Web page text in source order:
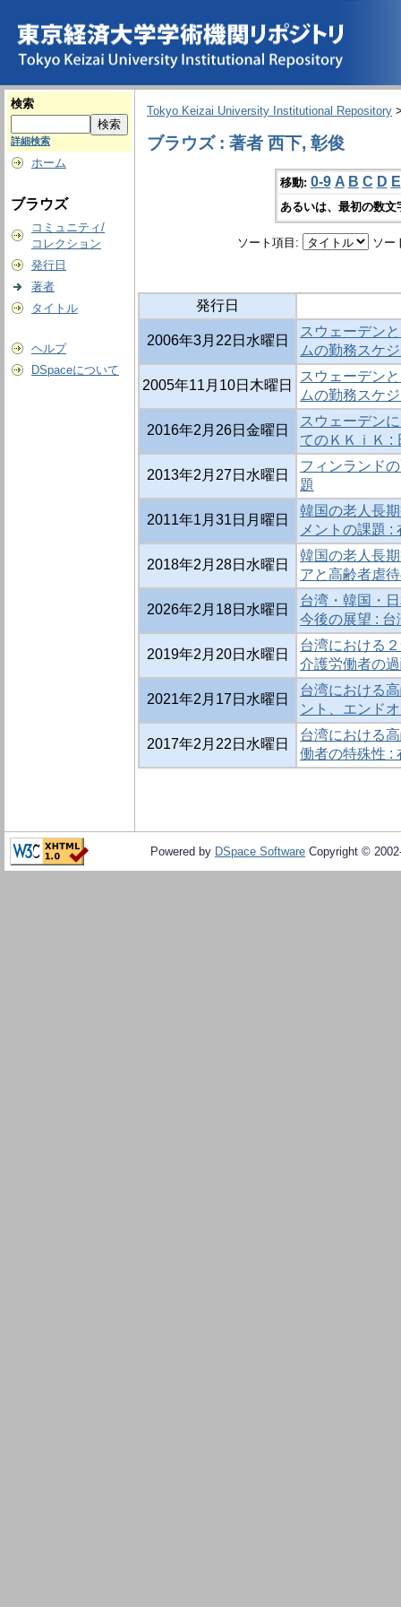
検索
詳細検索
ホーム
ブラウズ
コミュニティ/
コレクション
発行日
著者
タイトル
ヘルプ
DSpaceについて
Tokyo Keizai University Institutional Repository
ブラウズ : 著者 西下, 彰俊
移動: 0-9 A B C D E
あるいは、最初の数
ソート項目: ソー
発行日
2006年3月22日水曜日
スウェーデン
ムの勤務スケ
2005年11月10日木曜日
スウェーデン
ムの勤務スケ
2016年2月26日金曜日
スウェーデン
てのＫＫｉＫ :
2013年2月27日水曜日
フィンランド
題
2011年1月31日月曜日
韓国の老人長
メントの課題 :
2018年2月28日水曜日
韓国の老人長
アと高齢者虐
2026年2月18日水曜日
台湾・韓国・
今後の展望 :
2019年2月20日水曜日
台湾における
介護労働者の
2021年2月17日水曜日
台湾における
ント、エンド
2017年2月22日水曜日
台湾における
働者の特殊性 :
Powered by DSpace Software Copyright ©